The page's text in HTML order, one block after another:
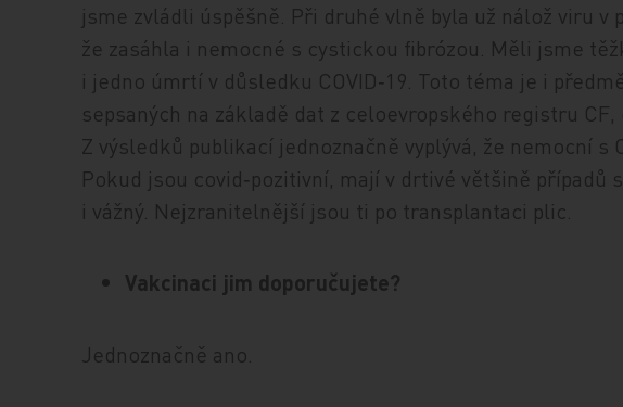
jsme zvládli úspěšně. Při druhé vlně byla už nálož viru v
že zasáhla i nemocné s cystickou fibrózou. Měli jsme
i jedno úmrtí v důsledku COVID‑19. Toto téma je i
sepsaných na základě dat z celoevropského registru
Z výsledků publikací jednoznačně vyplývá, že nemocní s
Pokud jsou covid‑pozitivní, mají v drtivé většině případů
i vážný. Nejzranitelnější jsou ti po transplantaci plic.
Vakcinaci jim doporučujete?
Jednoznačně ano.